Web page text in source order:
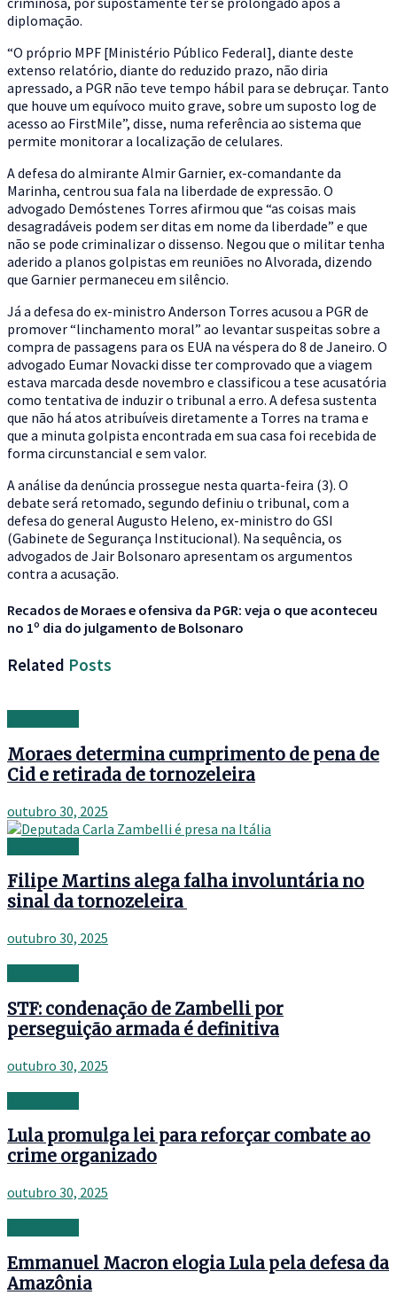
diplomação.
“O próprio MPF [Ministério Público Federal], diante deste
extenso relatório, diante do reduzido prazo, não diria
apressado, a PGR não teve tempo hábil para se debruçar. Tanto
que houve um equívoco muito grave, sobre um suposto log de
acesso ao FirstMile”, disse, numa referência ao sistema que
permite monitorar a localização de celulares.
A defesa do almirante Almir Garnier, ex-comandante da
Marinha, centrou sua fala na liberdade de expressão. O
advogado Demóstenes Torres afirmou que “as coisas mais
desagradáveis podem ser ditas em nome da liberdade” e que
não se pode criminalizar o dissenso. Negou que o militar tenha
aderido a planos golpistas em reuniões no Alvorada, dizendo
que Garnier permaneceu em silêncio.
Já a defesa do ex-ministro Anderson Torres acusou a PGR de
promover “linchamento moral” ao levantar suspeitas sobre a
compra de passagens para os EUA na véspera do 8 de Janeiro. O
advogado Eumar Novacki disse ter comprovado que a viagem
estava marcada desde novembro e classificou a tese acusatória
como tentativa de induzir o tribunal a erro. A defesa sustenta
que não há atos atribuíveis diretamente a Torres na trama e
que a minuta golpista encontrada em sua casa foi recebida de
forma circunstancial e sem valor.
A análise da denúncia prossegue nesta quarta-feira (3). O
debate será retomado, segundo definiu o tribunal, com a
defesa do general Augusto Heleno, ex-ministro do GSI
(Gabinete de Segurança Institucional). Na sequência, os
advogados de Jair Bolsonaro apresentam os argumentos
contra a acusação.
Recados de Moraes e ofensiva da PGR: veja o que aconteceu
no 1º dia do julgamento de Bolsonaro
Related Posts
Moraes determina cumprimento de pena de
Cid e retirada de tornozeleira
outubro 30, 2025
Filipe Martins alega falha involuntária no
sinal da tornozeleira
outubro 30, 2025
STF: condenação de Zambelli por
perseguição armada é definitiva
outubro 30, 2025
Lula promulga lei para reforçar combate ao
crime organizado
outubro 30, 2025
Emmanuel Macron elogia Lula pela defesa da
Amazônia